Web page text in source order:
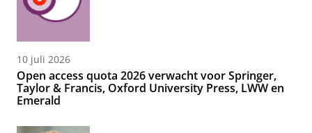
10 juli 2026
Open access quota 2026 verwacht voor Springer,
Taylor & Francis, Oxford University Press, LWW en
Emerald